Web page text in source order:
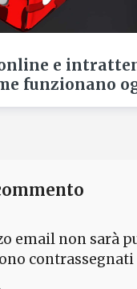
e
funzionano
email non sarà
contrassegnati